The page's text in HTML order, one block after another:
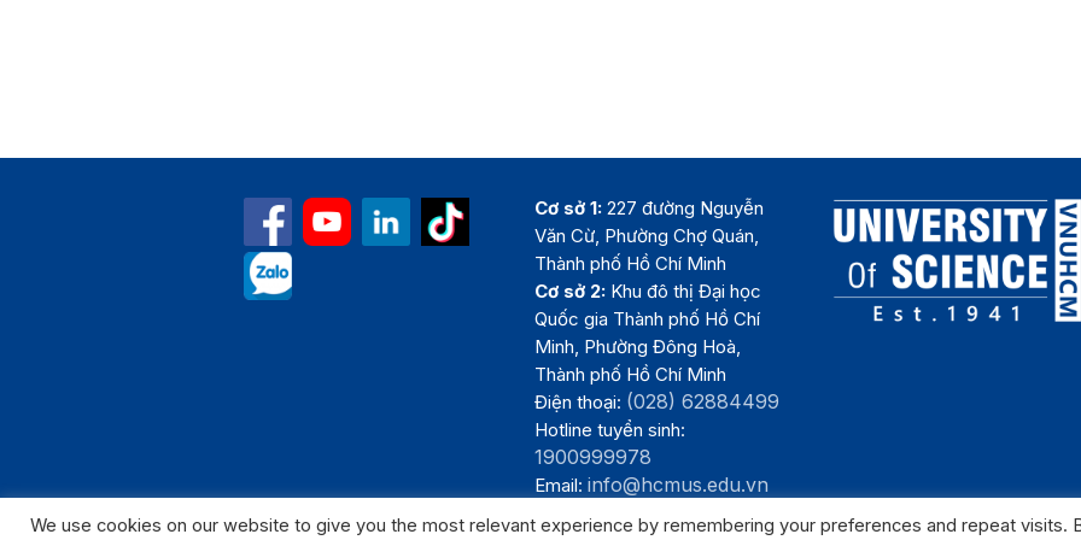
Cơ sở 1: 227 đường Nguyễn
Văn Cừ, Phường Chợ Quán,
Thành phố Hồ Chí Minh
Cơ sở 2: Khu đô thị Đại học
Quốc gia Thành phố Hồ Chí
Minh, Phường Đông Hoà,
Thành phố Hồ Chí Minh
Điện thoại: (028) 62884499
Hotline tuyển sinh:
1900999978
Email:info@hcmus.edu.vn
We use cookies on our website to give you the most relevant experience by remembering your preferences and repeat visits.